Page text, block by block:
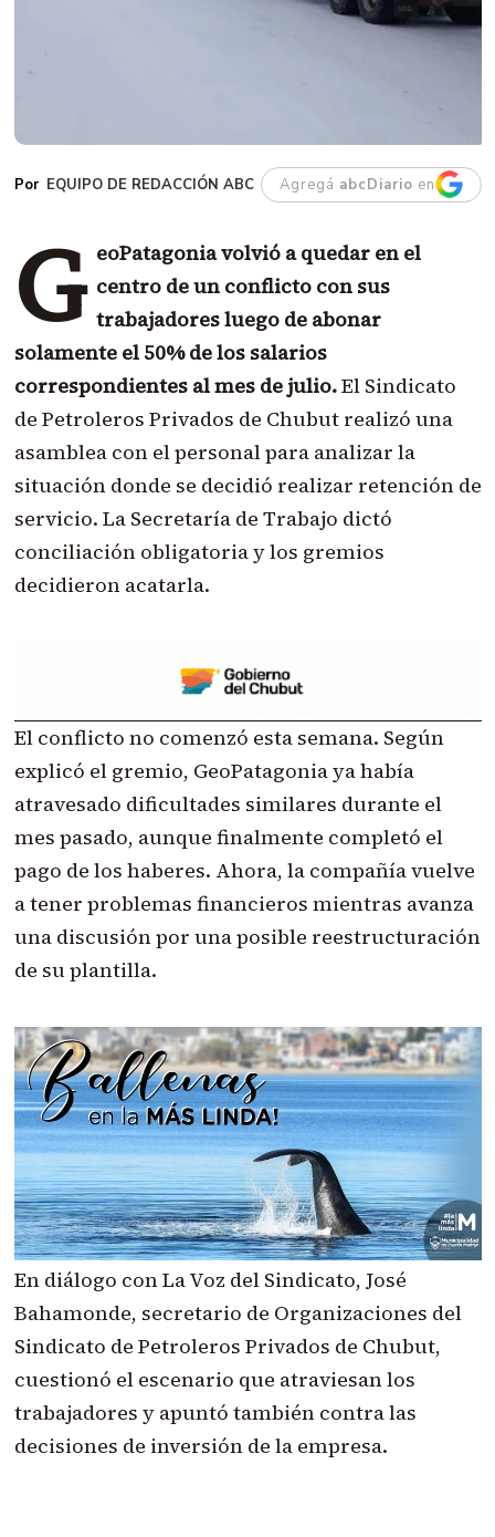
EQUIPO DE REDACCIÓN ABC Agregá abcDiario en
G eoPatagonia volvió a quedar en el
centro de un conflicto con sus
trabajadores luego de abonar
solamente el 50% de los salarios
correspondientes al mes de julio.El Sindicato
de Petroleros Privados de Chubut realizó una
asamblea con el personal para analizar la
situación donde se decidió realizar retención de
servicio. La Secretaría de Trabajo dictó
conciliación obligatoria y los gremios
decidieron acatarla.
El conflicto no comenzó esta semana. Según
explicó el gremio, GeoPatagonia ya había
atravesado dificultades similares durante el
mes pasado, aunque finalmente completó el
pago de los haberes. Ahora, la compañía vuelve
a tener problemas financieros mientras avanza
una discusión por una posible reestructuración
de su plantilla.
En diálogo con La Voz del Sindicato, José
Bahamonde, secretario de Organizaciones del
Sindicato de Petroleros Privados de Chubut,
cuestionó el escenario que atraviesan los
trabajadores y apuntó también contra las
decisiones de inversión de la empresa.